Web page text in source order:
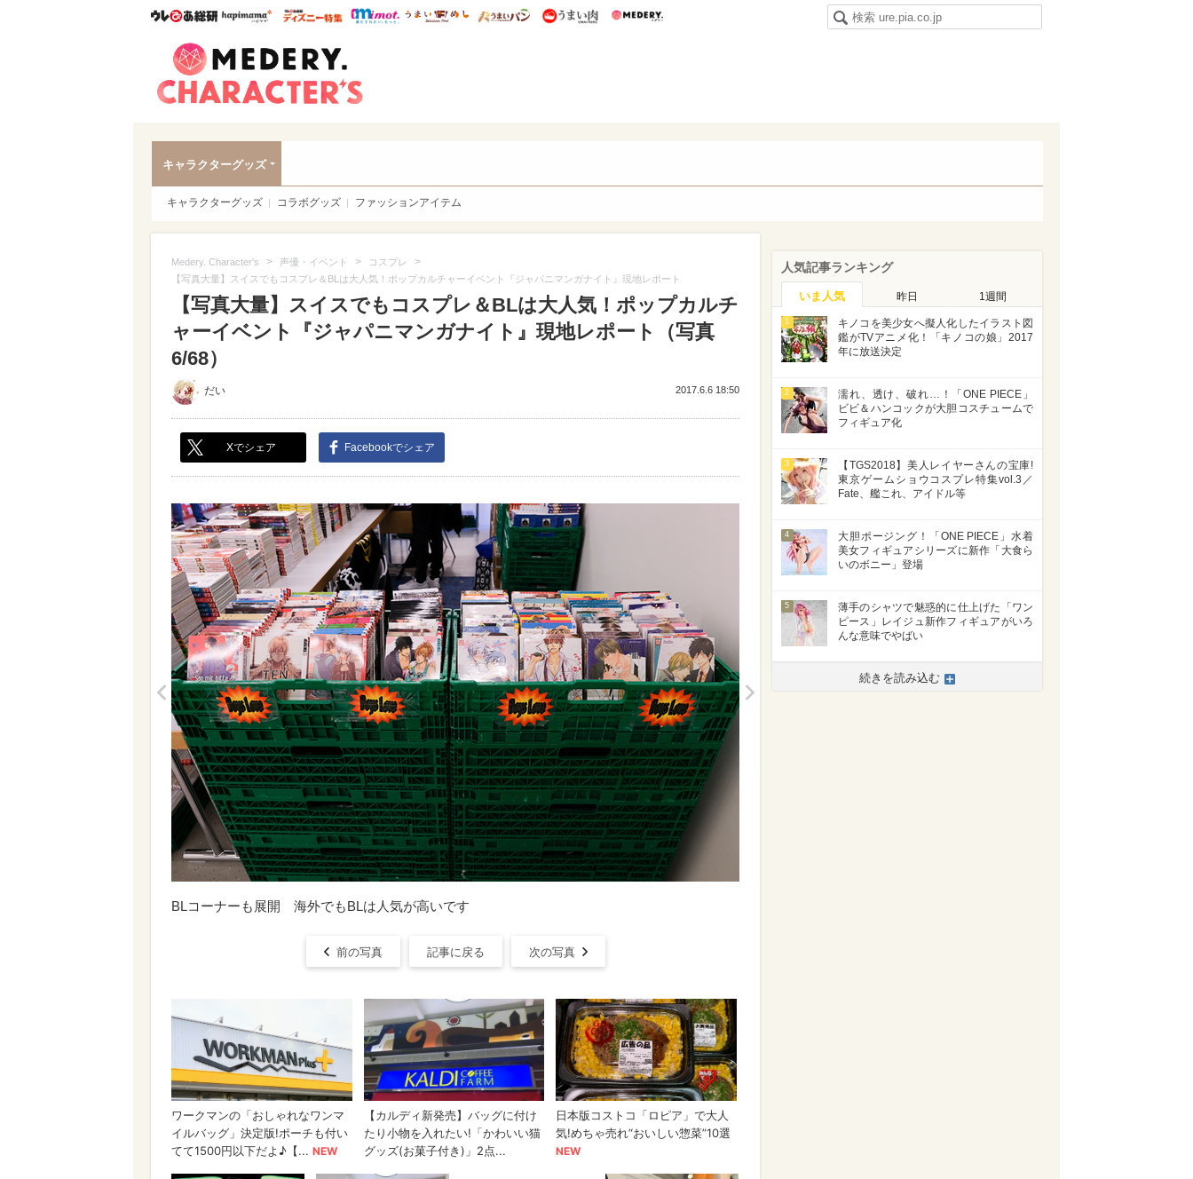
ウレぴあ総研ハピママ* ウレぴあ総研 ディズニー特集
mimot. うまいめし うまいパン うまい肉
キャラクターグッズ
キャラクターグッズ コラボグッズ ファッションアイテム
Medery. Character's > 声優・イベント > コスプレ >
【写真大量】スイスでもコスプレ＆BLは大人気！ポップカルチャーイベント『ジャパニマンガナイト』現地レポート
【写真大量】スイスでもコスプレ＆BLは大人気！ポップカルチ
ャーイベント『ジャパニマンガナイト』現地レポート（写真
6/68）
だい 2017.6.6 18:50
Xでシェア Facebookでシェア
BLコーナーも展開 海外でもBLは人気が高いです
前の写真 記事に戻る 次の写真
人気記事ランキング
いま人気 昨日 1週間
1
キノコを美少女へ擬人化したイラスト図
鑑がTVアニメ化！「キノコの娘」2017
年に放送決定
2
濡れ、透け、破れ…！「ONE PIECE」
ビビ＆ハンコックが大胆コスチュームで
フィギュア化
3
【TGS2018】美人レイヤーさんの宝庫!
東京ゲームショウコスプレ特集vol.3／
Fate、艦これ、アイドル等
4
大胆ポージング！「ONE PIECE」水着
美女フィギュアシリーズに新作「大食ら
いのボニー」登場
5
薄手のシャツで魅惑的に仕上げた「ワン
ピース」レイジュ新作フィギュアがいろ
んな意味でやばい
続きを読み込む